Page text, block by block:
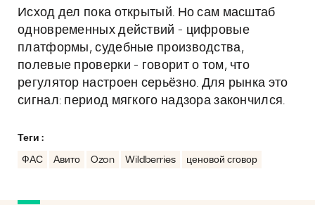
Исход дел пока открытый. Но сам масштаб
одновременных действий - цифровые
платформы, судебные производства,
полевые проверки - говорит о том, что
регулятор настроен серьёзно. Для рынка это
сигнал: период мягкого надзора закончился.
Теги :
ФАС Авито Ozon Wildberries ценовой сговор